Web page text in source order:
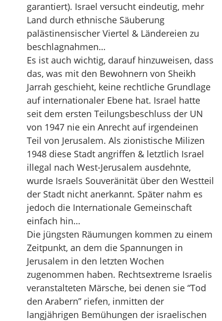
garantiert). Israel versucht eindeutig, mehr
Land durch ethnische Säuberung
palästinensischer Viertel & Ländereien zu
beschlagnahmen…
Es ist auch wichtig, darauf hinzuweisen, dass
das, was mit den Bewohnern von Sheikh
Jarrah geschieht, keine rechtliche Grundlage
auf internationaler Ebene hat. Israel hatte
seit dem ersten Teilungsbeschluss der UN
von 1947 nie ein Anrecht auf irgendeinen
Teil von Jerusalem. Als zionistische Milizen
1948 diese Stadt angriffen & letztlich Israel
illegal nach West-Jerusalem ausdehnte,
wurde Israels Souveränität über den Westteil
der Stadt nicht anerkannt. Später nahm es
jedoch die Internationale Gemeinschaft
einfach hin…
Die jüngsten Räumungen kommen zu einem
Zeitpunkt, an dem die Spannungen in
Jerusalem in den letzten Wochen
zugenommen haben. Rechtsextreme Israelis
veranstalteten Märsche, bei denen sie “Tod
den Arabern” riefen, inmitten der
langjährigen Bemühungen der israelischen